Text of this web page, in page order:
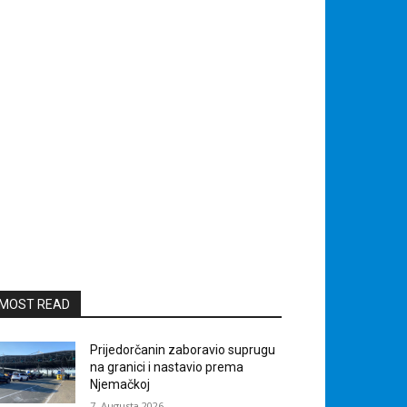
READ
Prijedorčanin zaboravio suprugu
na granici i nastavio prema
Njemačkoj